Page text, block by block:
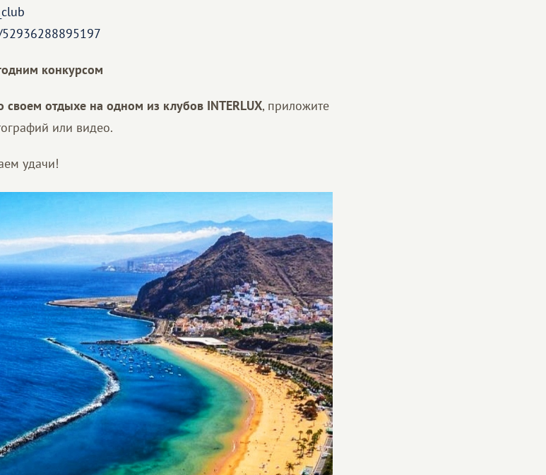
52936288895197
конкурсом
отдыхе на одном из клубов INTERLUX, приложите
или видео.
удачи!